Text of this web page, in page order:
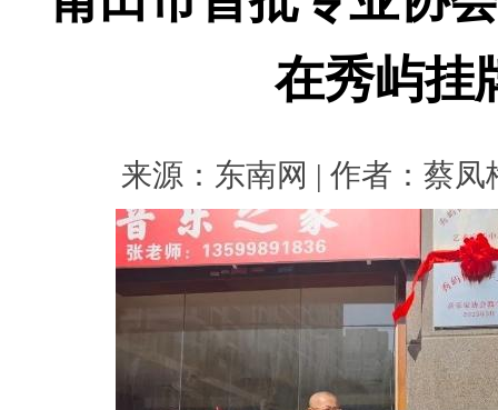
在秀屿挂
来源：东南网 | 作者：蔡凤